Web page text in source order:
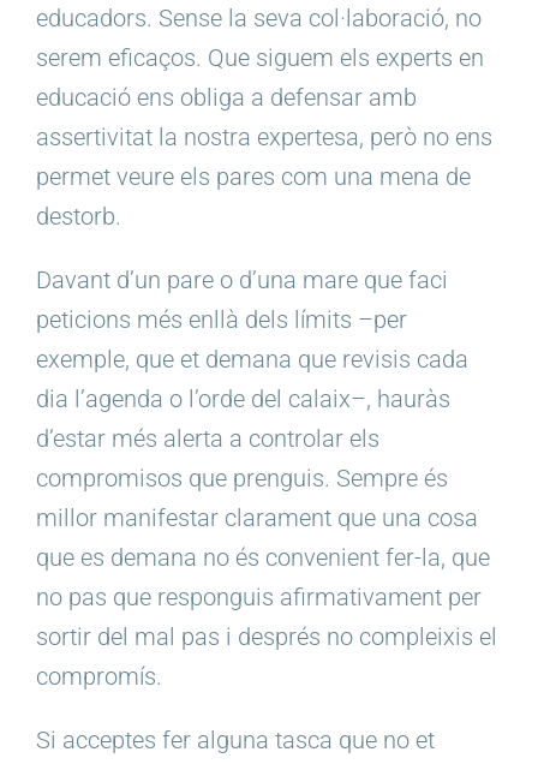
educadors. Sense la seva col·laboració, no
serem eficaços. Que siguem els experts en
educació ens obliga a defensar amb
assertivitat la nostra expertesa, però no ens
permet veure els pares com una mena de
destorb.
Davant d’un pare o d’una mare que faci
peticions més enllà dels límits –per
exemple, que et demana que revisis cada
dia l’agenda o l’orde del calaix–, hauràs
d’estar més alerta a controlar els
compromisos que prenguis. Sempre és
millor manifestar clarament que una cosa
que es demana no és convenient fer-la, que
no pas que responguis afirmativament per
sortir del mal pas i després no compleixis el
compromís.
Si acceptes fer alguna tasca que no et